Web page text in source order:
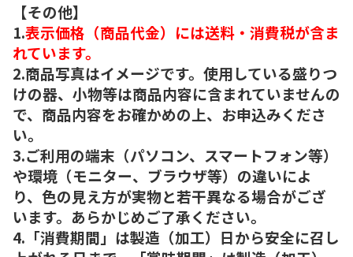
【その他】
1.表示価格（商品代金）には送料・消費税が含ま
れています。
2.商品写真はイメージです。使用している盛りつ
けの器、小物等は商品内容に含まれていませんの
で、商品内容をお確かめの上、お申込みくださ
い。
3.ご利用の端末（パソコン、スマートフォン等）
や環境（モニター、ブラウザ等）の違いによ
り、色の見え方が実物と若干異なる場合がござ
います。あらかじめご了承ください。
4.「消費期間」は製造（加工）日から安全に召し